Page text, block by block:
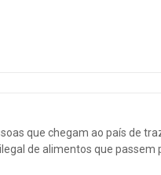
que chegam ao país de
de alimentos que passem